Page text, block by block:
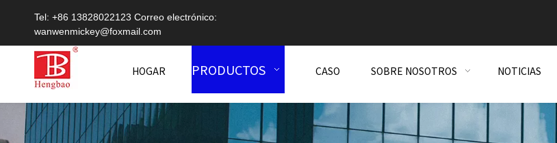
Tel: +86 13828022123 Correo electrónico:
wanwenmickey@foxmail.com
HOGAR PRODUCTOS CASO SOBRE NOSOTROS NOTICIAS